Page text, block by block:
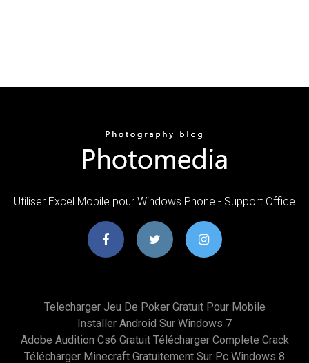
Utiliser Excel Mobile pour Windows Phone - Support Office
Telecharger Jeu De Poker Gratuit Pour Mobile
Installer Android Sur Windows 7
Adobe Audition Cs6 Gratuit Télécharger Complete Crack
Télécharger Minecraft Gratuitement Sur Pc Windows 8